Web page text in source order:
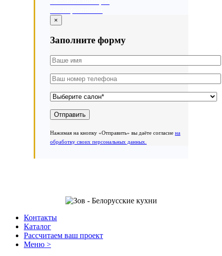
×
Заполните форму
Нажимая на кнопку «Отправить» вы даёте согласие на
обработку своих персональных данных.
Контакты
Каталог
Рассчитаем ваш проект
Меню >